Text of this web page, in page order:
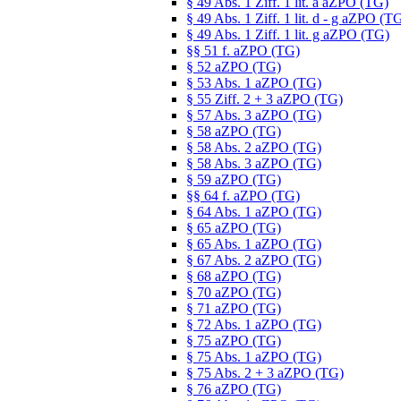
§ 49 Abs. 1 Ziff. 1 lit. d - g aZPO
§ 49 Abs. 1 Ziff. 1 lit. g aZPO (TG)
§§ 51 f. aZPO (TG)
§ 52 aZPO (TG)
§ 53 Abs. 1 aZPO (TG)
§ 55 Ziff. 2 + 3 aZPO (TG)
§ 57 Abs. 3 aZPO (TG)
§ 58 aZPO (TG)
§ 58 Abs. 2 aZPO (TG)
§ 58 Abs. 3 aZPO (TG)
§ 59 aZPO (TG)
§§ 64 f. aZPO (TG)
§ 64 Abs. 1 aZPO (TG)
§ 65 aZPO (TG)
§ 65 Abs. 1 aZPO (TG)
§ 67 Abs. 2 aZPO (TG)
§ 68 aZPO (TG)
§ 70 aZPO (TG)
§ 71 aZPO (TG)
§ 72 Abs. 1 aZPO (TG)
§ 75 aZPO (TG)
§ 75 Abs. 1 aZPO (TG)
§ 75 Abs. 2 + 3 aZPO (TG)
§ 76 aZPO (TG)